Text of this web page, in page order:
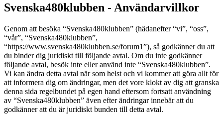
Svenska480klubben - Användarvillkor
Genom att besöka “Svenska480klubben” (hädanefter “vi”, “oss”,
“vår”, “Svenska480klubben”,
“https://www.svenska480klubben.se/forum1”), så godkänner du att
du binder dig juridiskt till följande avtal. Om du inte godkänner
följande avtal, besök inte eller använd inte “Svenska480klubben”.
Vi kan ändra detta avtal när som helst och vi kommer att göra allt för
att informera dig om ändringar, men det vore klokt av dig att granska
denna sida regelbundet på egen hand eftersom fortsatt användning
av “Svenska480klubben” även efter ändringar innebär att du
godkänner att du är juridiskt bunden till detta avtal.